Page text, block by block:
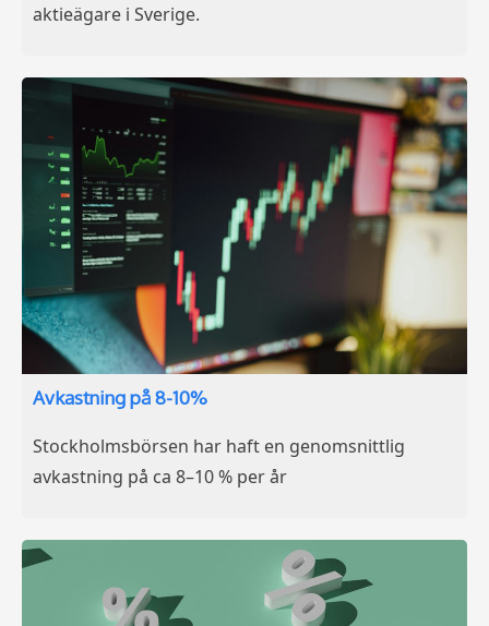
aktieägare i Sverige.
Avkastning på 8-10%
Stockholmsbörsen har haft en genomsnittlig
avkastning på ca 8–10 % per år